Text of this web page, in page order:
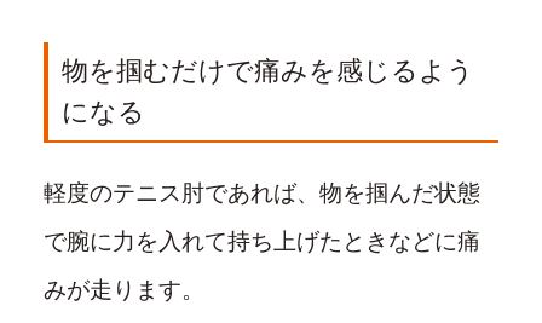
物を掴むだけで痛みを感じるよう
になる
軽度のテニス肘であれば、物を掴んだ状態
で腕に力を入れて持ち上げたときなどに痛
みが走ります。